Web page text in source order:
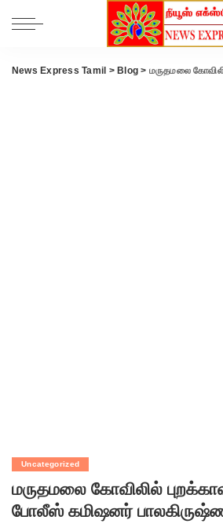
News Express Tamil > Blog > மருதமலை கோவிலில்
Uncategorized
மருதமலை கோவிலில்
போலீஸ் கமிஷனர்